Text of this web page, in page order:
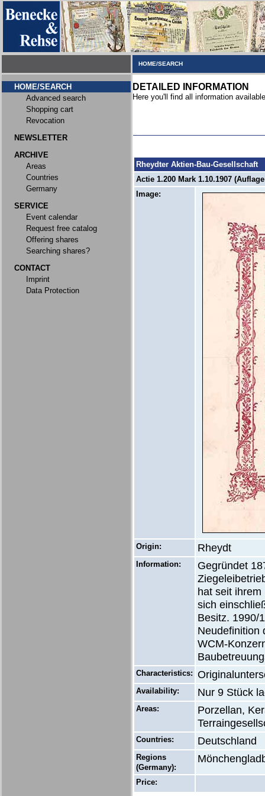
HOME/SEARCH
HOME/SEARCH
Advanced search
Shopping cart
Revocation
NEWSLETTER
ARCHIVE
Areas
Countries
Germany
SERVICE
Event calendar
Request free catalog
Offering shares
Searching shares?
CONTACT
Imprint
Data Protection
DETAILED INFORMATION
Here you'll find all information
Rheydter Aktien-Bau-Gesellschaft
Actie 1.200 Mark 1.10.1907
Image:
Origin: Rheydt
Information:
Gegründet
hat seit
sich
Besitz. 1990/
Neudefinition
WCM-
Characteristics:
Availability: Nur 9 Stück
Areas:
Porzellan,
Countries: Deutschland
Regions
(Germany):
Price: